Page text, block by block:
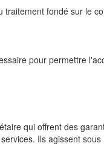
traitement fondé sur le
pour permettre
qui offrent des
Ils agissent